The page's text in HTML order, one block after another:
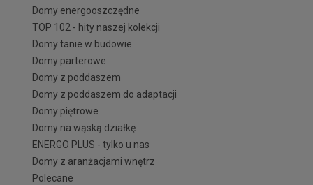
Domy energooszczędne
TOP 102 - hity naszej kolekcji
Domy tanie w budowie
Domy parterowe
Domy z poddaszem
Domy z poddaszem do adaptacji
Domy piętrowe
Domy na wąską działkę
ENERGO PLUS - tylko u nas
Domy z aranżacjami wnętrz
Polecane